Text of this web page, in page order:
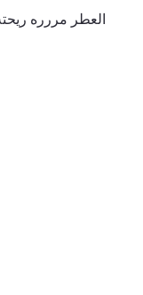
العطر مررره